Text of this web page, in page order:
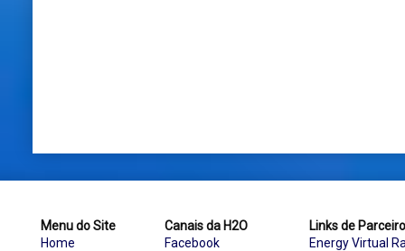
Menu do Site
Home
Canais da H2O
Facebook
Links de
Energy Virtual